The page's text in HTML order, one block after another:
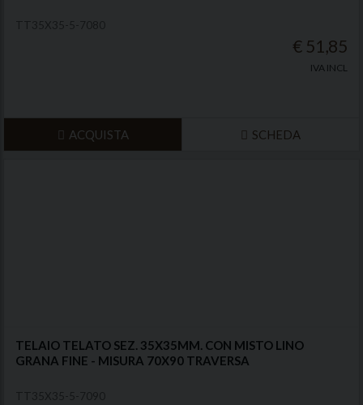
€ 51,85
IVA INCL
ACQUISTA SCHEDA
TELAIO TELATO SEZ. 35X35MM. CON MISTO LINO
GRANA FINE - MISURA 70X90 TRAVERSA